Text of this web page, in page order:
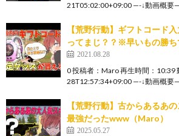
21T05:02:00+09:00 —-↓動画概要
【荒野行動】ギフトコード
ってまじ？？※早いもの勝ち
2021.08.28
0 投稿者：Maro 再生時間：10:39
28T12:57:34+09:00 —-↓動画概要
【荒野行動】古からあるあ
最強だったwww（Maro）
2025.05.27